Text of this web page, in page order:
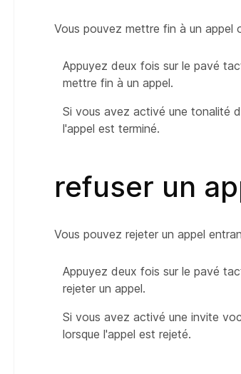
Vous pouvez mettre fin à un appel
Appuyez deux fois sur le pavé
mettre fin à un appel.
Si vous avez activé une tonalité
l'appel est terminé.
refuser un
Vous pouvez rejeter un appel
Appuyez deux fois sur le pavé
rejeter un appel.
Si vous avez activé une invite
lorsque l'appel est rejeté.